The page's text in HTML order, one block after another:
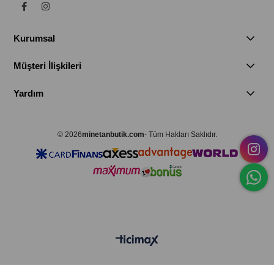
Kurumsal
Müşteri İlişkileri
Yardım
© 2026minetanbutik.com- Tüm Hakları Saklıdır.